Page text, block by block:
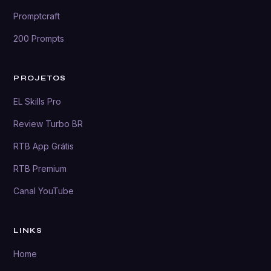
Promptcraft
200 Prompts
PROJETOS
EL Skills Pro
Review Turbo BR
RTB App Grátis
RTB Premium
Canal YouTube
LINKS
Home